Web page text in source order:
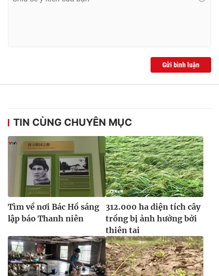
Phó Tổng Biên tập:
Ðiện thoại Thời báo VTV:024.66 897 897
Email:toasoan@vtv.vn
Liên hệ quảng cáo:024-7300.7108
Gửi bình luận
TIN CÙNG CHUYÊN MỤC
Tìm về nơi Bác Hồ sáng
lập báo Thanh niên
312.000 ha diện tích cây
trồng bị ảnh hưởng bởi
thiên tai